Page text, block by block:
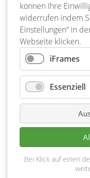
Hier ist ja richtig was
Veranstaltungen,
auch, wenn man
zum letzten Kehraus
Herzblut,
Lassen Sie sich
August 2026
Montag
Dienstag
Mi Do
können Ihre
widerrufen indem
Einstellungen“ in
Webseite klicken.
iFrames
Essenziell
Bei Klick auf einen